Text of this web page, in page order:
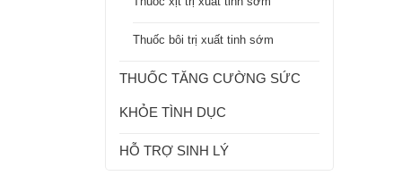
Thuốc bôi trị xuất tinh sớm
THUỐC TĂNG CƯỜNG SỨC
KHỎE TÌNH DỤC
HỖ TRỢ SINH LÝ